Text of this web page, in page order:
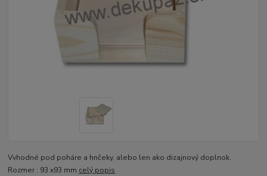
Vvhodné pod poháre a hnčeky, alebo len ako dizajnový doplnok.
Rozmer : 93 x93 mm celý popis